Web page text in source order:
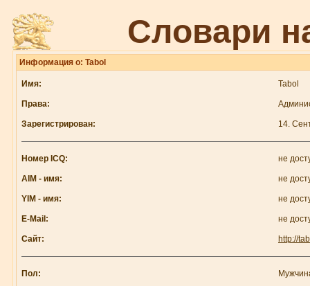
Словари
Информация о: Tabol
Имя: Tabol
Права:
Зарегистрирован: 14.
Номер ICQ: не
AIM - имя: не
YIM - имя: не
E-Mail: не
Сайт: http://
Пол: